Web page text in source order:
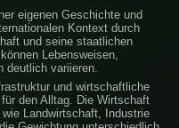
eigenen Geschichte und
Kontext durch
und seine staatlichen
Lebensweisen,
deutlich variieren.
und wirtschaftliche
den Alltag. Die Wirtschaft
Landwirtschaft, Industrie